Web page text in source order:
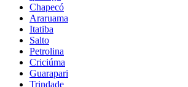
Chapecó
Araruama
Itatiba
Salto
Petrolina
Criciúma
Guarapari
Trindade